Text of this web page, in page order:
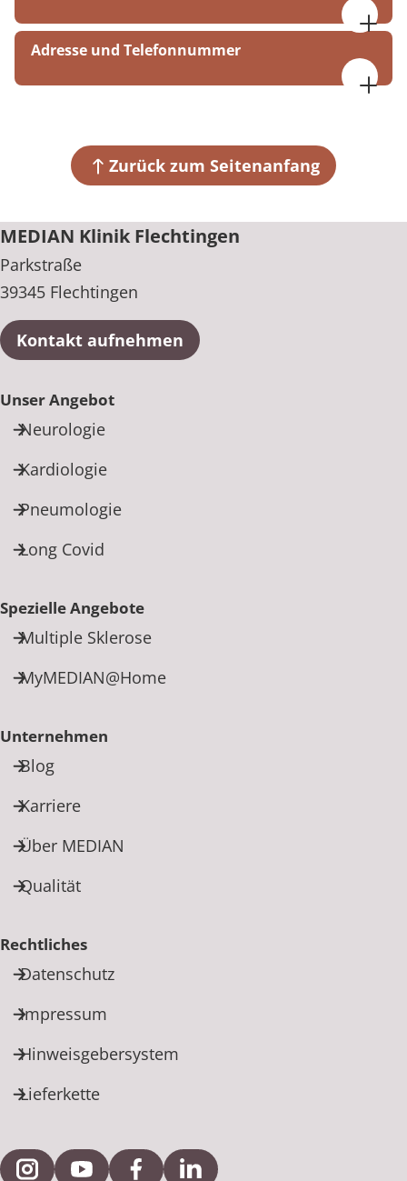
08:00 - 17:00 Uhr
Adresse und Telefonnummer
+49 39054 820
Zurück zum Seitenanfang
MEDIAN Klinik Flechtingen
Parkstraße
39345 Flechtingen
Kontakt aufnehmen
Unser Angebot
Neurologie
Kardiologie
Pneumologie
Long Covid
Spezielle Angebote
Multiple Sklerose
MyMEDIAN@Home
Unternehmen
Blog
Karriere
Über MEDIAN
Qualität
Rechtliches
Datenschutz
Impressum
Hinweisgebersystem
Lieferkette